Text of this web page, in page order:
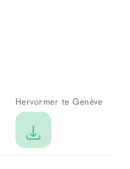
Hervormer te Genève